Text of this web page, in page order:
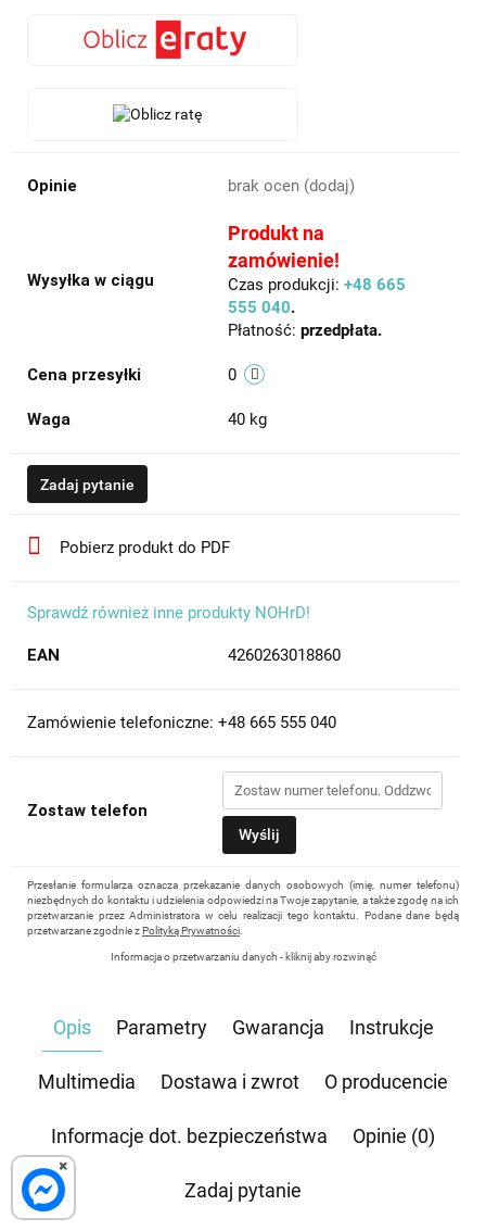
×
Opinie brak ocen (dodaj)
Wysyłka w ciągu
Produkt na
zamówienie!
Czas produkcji: +48 665
555 040.
Płatność: przedpłata.
Cena przesyłki 0
Waga 40 kg
Zadaj pytanie
Pobierz produkt do PDF
Sprawdź również inne produkty NOHrD!
EAN 4260263018860
Zamówienie telefoniczne: +48 665 555 040
Zostaw telefon
Wyślij
Przesłanie formularza oznacza przekazanie danych osobowych (imię, numer telefonu)
niezbędnych do kontaktu i udzielenia odpowiedzi na Twoje zapytanie, a także zgodę na ich
przetwarzanie przez Administratora w celu realizacji tego kontaktu. Podane dane będą
przetwarzane zgodnie zPolityką Prywatności
Informacja o przetwarzaniu danych - kliknij aby rozwinąć
odpowiedzi, może być w każdej chwili wycofana, kontaktując się z administratorem, np.
której dane dotyczą, przysługuje prawo dostępu do swoich danych, ich sprostowania,
żądania zaprzestania przetwarzania, usunięcia, ograniczenia przetwarzania, a także prawo
Opis Parametry Gwarancja Instrukcje
Multimedia Dostawa i zwrot O producencie
Informacje dot. bezpieczeństwa Opinie (0)
Zadaj pytanie